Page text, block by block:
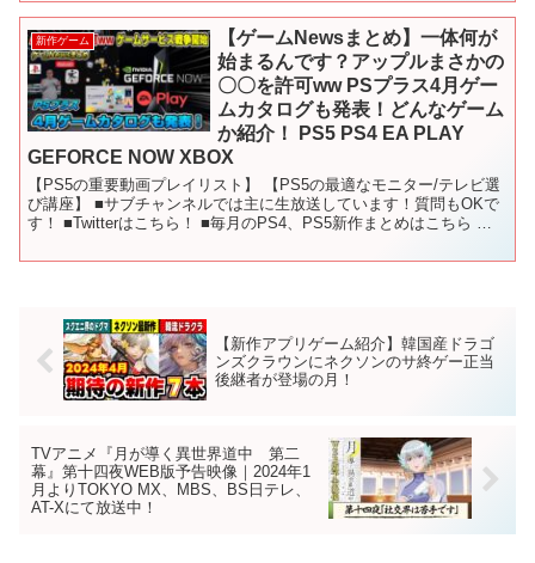
新作ゲーム
【ゲームNewsまとめ】一体何が
始まるんです？アップルまさかの
〇〇を許可ww PSプラス4月ゲー
ムカタログも発表！どんなゲーム
か紹介！ PS5 PS4 EA PLAY
GEFORCE NOW XBOX
【PS5の重要動画プレイリスト】 【PS5の最適なモニター/テレビ選
び講座】 ■サブチャンネルでは主に生放送しています！質問もOKで
す！ ■Twitterはこちら！ ■毎月のPS4、PS5新作まとめはこちら 〇
【新作アプリゲーム紹介】韓国産ドラゴ
ンズクラウンにネクソンのサ終ゲー正当
後継者が登場の月！
TVアニメ『月が導く異世界道中 第二
幕』第十四夜WEB版予告映像｜2024年1
月よりTOKYO MX、MBS、BS日テレ、
AT-Xにて放送中！